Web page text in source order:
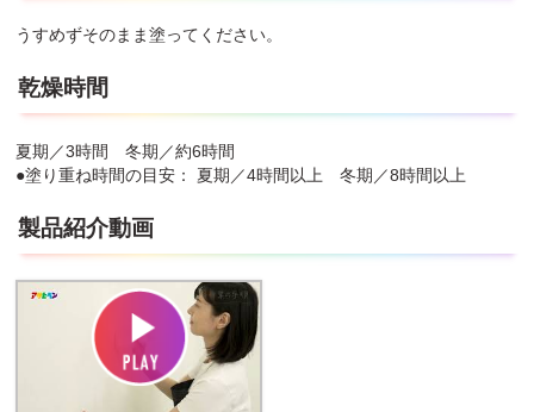
うすめずそのまま塗ってください。
乾燥時間
夏期／3時間 冬期／約6時間
●塗り重ね時間の目安： 夏期／4時間以上 冬期／8時間以上
製品紹介動画